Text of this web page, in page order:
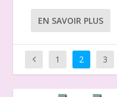
EN SAVOIR PLUS
1 2 3